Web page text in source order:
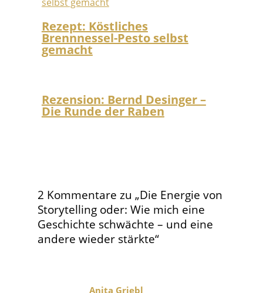
Rezept: Köstliches
Brennnessel-Pesto selbst
gemacht
Rezension: Bernd Desinger –
Die Runde der Raben
2 Kommentare zu „Die Energie von
Storytelling oder: Wie mich eine
Geschichte schwächte – und eine
andere wieder stärkte“
Anita Griebl